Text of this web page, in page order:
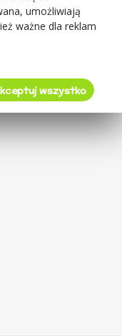
umożliwiają
ważne dla reklam
wszystko